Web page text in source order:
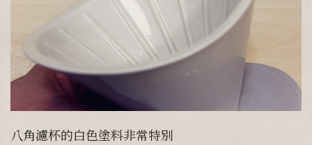
八角濾杯的白色塗料非常特別